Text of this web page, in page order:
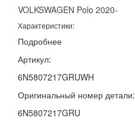
VOLKSWAGEN Polo 2020-
Характеристики:
Подробнее
Артикул:
6N5807217GRUWH
Оригинальный номер детали:
6N5807217GRU